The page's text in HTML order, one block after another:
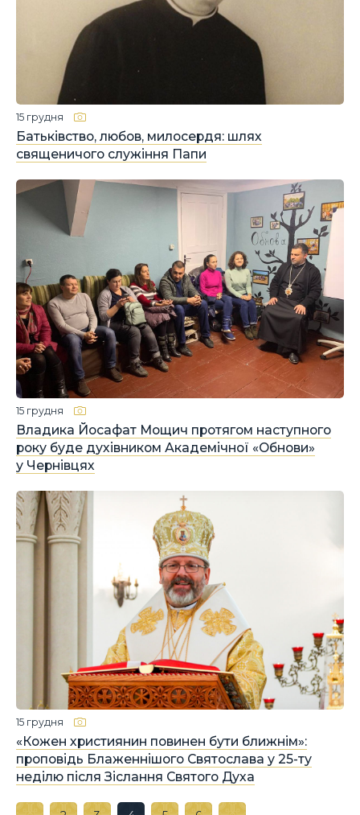
Батьківство, любов, милосердя: шлях
священичого служіння Папи
15 грудня
Владика Йосафат Мощич протягом наступного
року буде духівником Академічної «Обнови»
у Чернівцях
15 грудня
«Кожен християнин повинен бути ближнім»:
проповідь Блаженнішого Святослава у 25-ту
неділю після Зіслання Святого Духа
15 грудня